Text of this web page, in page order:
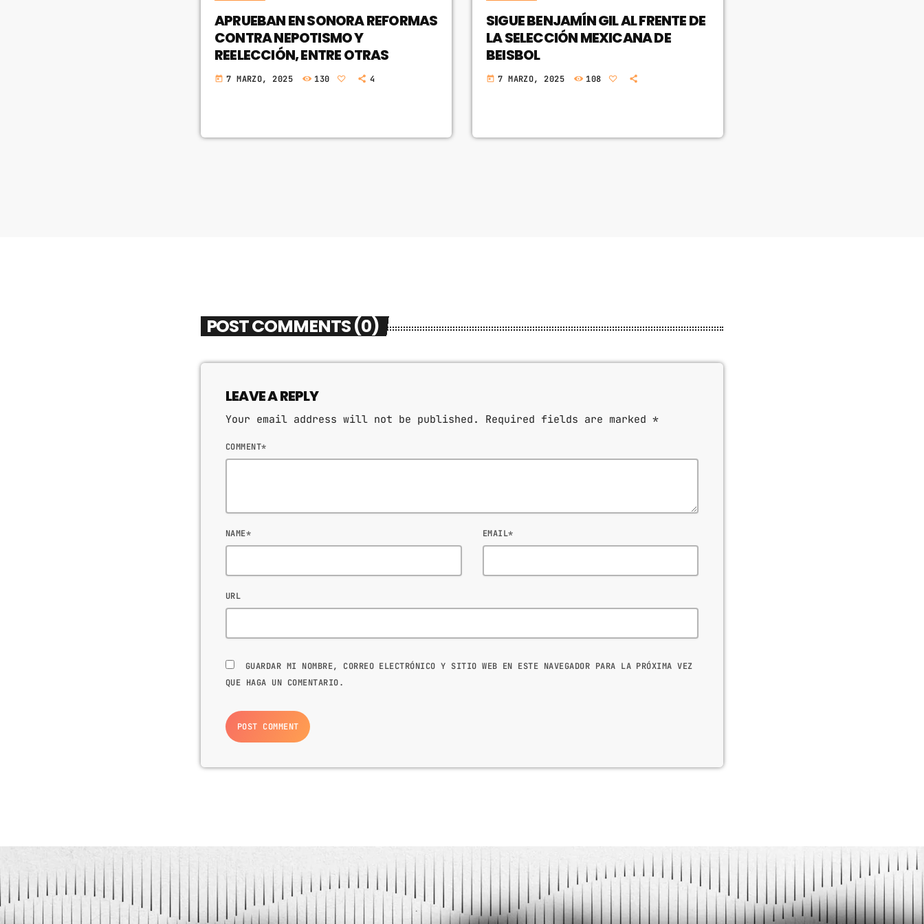
APRUEBAN EN SONORA REFORMAS
CONTRA NEPOTISMO Y
REELECCIÓN, ENTRE OTRAS
today 7 MARZO, 2025 130 4
SIGUE BENJAMÍN GIL AL FRENTE DE
LA SELECCIÓN MEXICANA DE
BEISBOL
today 7 MARZO, 2025 108
POST COMMENTS (0)
LEAVE A REPLY
Your email address will not be published. Required fields are marked *
COMMENT*
NAME* EMAIL*
URL
GUARDAR MI NOMBRE, CORREO ELECTRÓNICO Y SITIO WEB EN ESTE NAVEGADOR PARA LA PRÓXIMA VEZ
QUE HAGA UN COMENTARIO.